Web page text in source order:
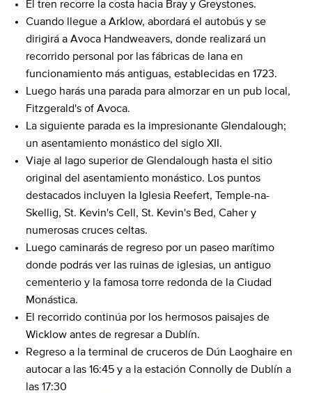
El tren recorre la costa hacia Bray y Greystones.
Cuando llegue a Arklow, abordará el autobús y se
dirigirá a Avoca Handweavers, donde realizará un
recorrido personal por las fábricas de lana en
funcionamiento más antiguas, establecidas en 1723.
Luego harás una parada para almorzar en un pub local,
Fitzgerald's of Avoca.
La siguiente parada es la impresionante Glendalough;
un asentamiento monástico del siglo XII.
Viaje al lago superior de Glendalough hasta el sitio
original del asentamiento monástico. Los puntos
destacados incluyen la Iglesia Reefert, Temple-na-
Skellig, St. Kevin's Cell, St. Kevin's Bed, Caher y
numerosas cruces celtas.
Luego caminarás de regreso por un paseo marítimo
donde podrás ver las ruinas de iglesias, un antiguo
cementerio y la famosa torre redonda de la Ciudad
Monástica.
El recorrido continúa por los hermosos paisajes de
Wicklow antes de regresar a Dublín.
Regreso a la terminal de cruceros de Dún Laoghaire en
autocar a las 16:45 y a la estación Connolly de Dublín a
las 17:30